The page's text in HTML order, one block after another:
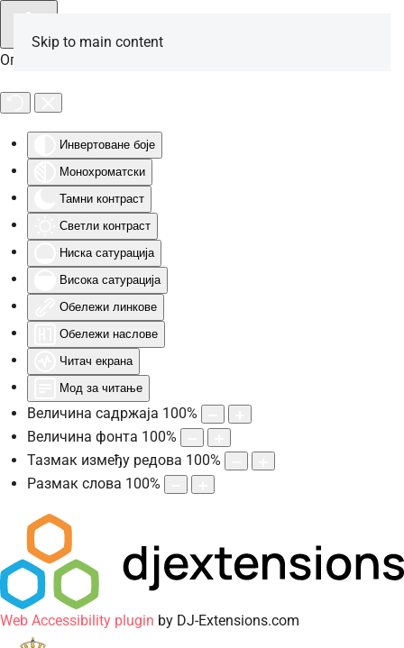
Опције за особе са инвалидитетом
Инвертоване боје
Монохроматски
Тамни контраст
Светли контраст
Ниска сатурација
Висока сатурација
Обележи линкове
Обележи наслове
Читач екрана
Мод за читање
Величина садржаја 100%
Величина фонта 100%
Тазмак између редова 100%
Размак слова 100%
Web Accessibility plugin by DJ-Extensions.com
Skip to main content